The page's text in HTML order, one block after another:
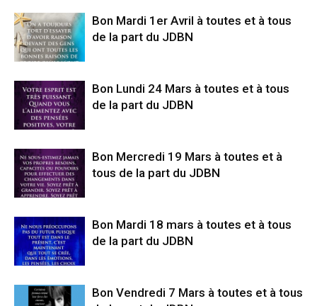
Bon Mardi 1er Avril à toutes et à tous
de la part du JDBN
Bon Lundi 24 Mars à toutes et à tous
de la part du JDBN
Bon Mercredi 19 Mars à toutes et à
tous de la part du JDBN
Bon Mardi 18 mars à toutes et à tous
de la part du JDBN
Bon Vendredi 7 Mars à toutes et à tous